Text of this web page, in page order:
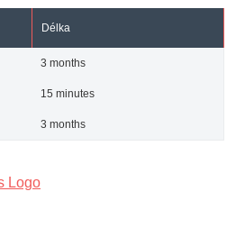
Délka
3 months
15 minutes
3 months